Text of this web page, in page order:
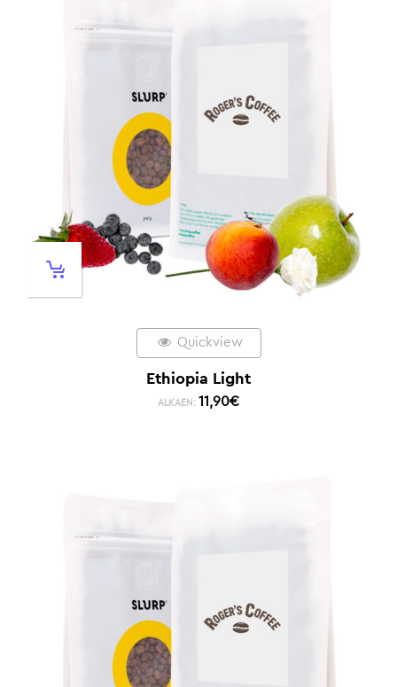
Quickview
Ethiopia Light
ALKAEN: 11,90€